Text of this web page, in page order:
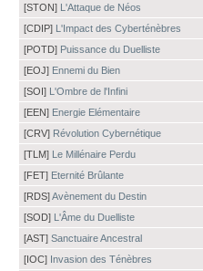
[STON] L'Attaque de Néos
[CDIP] L'Impact des Cyberténèbres
[POTD] Puissance du Duelliste
[EOJ] Ennemi du Bien
[SOI] L'Ombre de l'Infini
[EEN] Energie Elémentaire
[CRV] Révolution Cybernétique
[TLM] Le Millénaire Perdu
[FET] Eternité Brûlante
[RDS]Avènement du Destin
[SOD] L'Âme du Duelliste
[AST] Sanctuaire Ancestral
[IOC] Invasion des Ténèbres